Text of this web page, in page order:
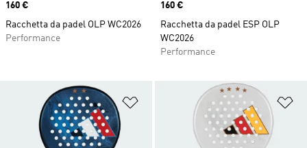
Price
160 €
Racchetta da padel OLP WC2026
Performance
Price
160 €
Racchetta da padel ESP OLP
WC2026
Performance
Aggiungi alla lista dei desideri